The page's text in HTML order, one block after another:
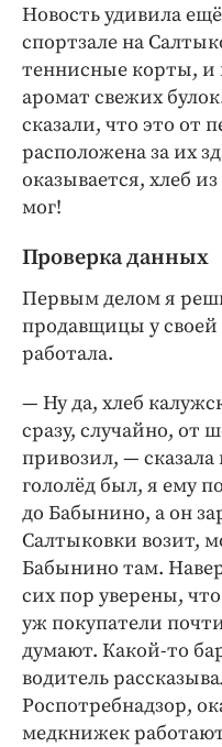
Новость удивила
спортзале на
теннисные корты, и
аромат свежих
сказали, что это от
расположена за их
оказывается, хлеб
мог!
Проверка данных
Первым делом я
продавщицы у
работала.
— Ну да, хлеб
сразу, случайно, от
привозил, —
гололёд был, я ему
до Бабынино, а он
Салтыковки возит,
Бабынино там.
сих пор уверены,
уж покупатели
думают. Какой-то
водитель
Роспотребнадзор,
медкнижек